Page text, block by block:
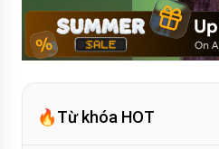
🔥Từ khóa HOT